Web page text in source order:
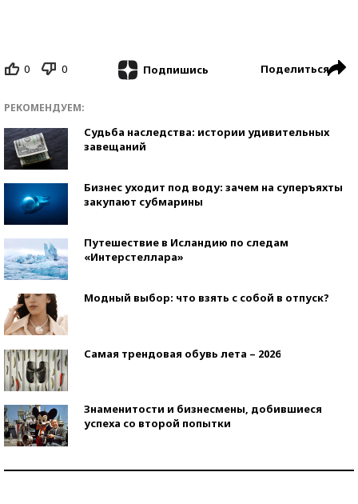
0 0 Подпишись Поделиться
РЕКОМЕНДУЕМ:
Судьба наследства: истории удивительных
завещаний
Бизнес уходит под воду: зачем на суперъяхты
закупают субмарины
Путешествие в Исландию по следам
«Интерстеллара»
Модный выбор: что взять с собой в отпуск?
Самая трендовая обувь лета – 2026
Знаменитости и бизнесмены, добившиеся
успеха со второй попытки